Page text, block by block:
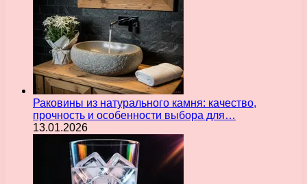
Раковины из натурального камня: качество,
прочность и особенности выбора для…
13.01.2026